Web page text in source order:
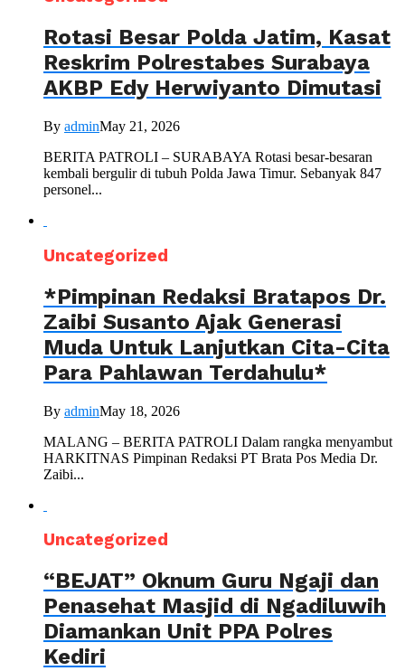
Rotasi Besar Polda Jatim, Kasat
Reskrim Polrestabes Surabaya
AKBP Edy Herwiyanto Dimutasi
By adminMay 21, 2026
BERITA PATROLI – SURABAYA Rotasi besar-besaran
kembali bergulir di tubuh Polda Jawa Timur. Sebanyak 847
personel...
Uncategorized
*Pimpinan Redaksi Bratapos Dr.
Zaibi Susanto Ajak Generasi
Muda Untuk Lanjutkan Cita-Cita
Para Pahlawan Terdahulu*
By adminMay 18, 2026
MALANG – BERITA PATROLI Dalam rangka menyambut
HARKITNAS Pimpinan Redaksi PT Brata Pos Media Dr.
Zaibi...
Uncategorized
“BEJAT” Oknum Guru Ngaji dan
Penasehat Masjid di Ngadiluwih
Diamankan Unit PPA Polres
Kediri